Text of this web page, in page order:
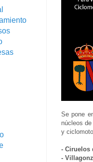
Se pone
núcleos
y
- Ciruelos
-